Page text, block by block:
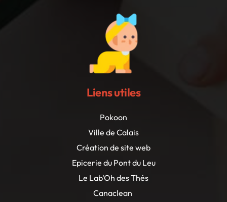
Liens utiles
Pokoon
Ville de Calais
Création de site web
Epicerie du Pont du Leu
Le Lab'Oh des Thés
Canaclean